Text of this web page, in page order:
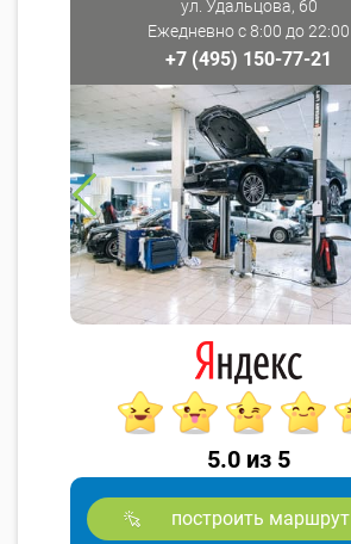
ул. Удальцова, 60
Ежедневно с 8:00 до 22:00
+7 (495) 150-77-21
5.0 из 5
построить маршрут